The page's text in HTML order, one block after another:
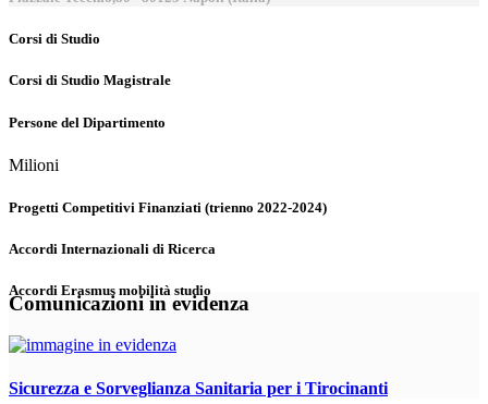
Corsi di Studio
Corsi di Studio Magistrale
Persone del Dipartimento
Milioni
Progetti Competitivi Finanziati (trienno 2022-2024)
Accordi Internazionali di Ricerca
Accordi Erasmus mobilità studio
Comunicazioni in evidenza
Sicurezza e Sorveglianza Sanitaria per i Tirocinanti